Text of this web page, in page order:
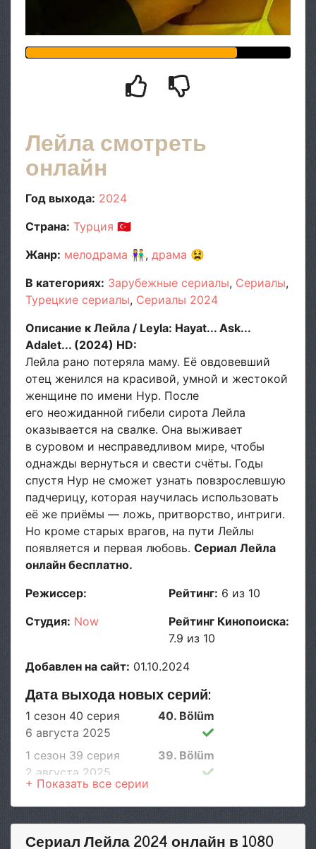
Лейла смотреть
онлайн
Год выхода: 2024
Страна: Турция 🇹🇷
Жанр: мелодрама 👫 драма 😫
В категориях: Зарубежные сериалы Сериалы
Турецкие сериалы Сериалы 2024
Описание к Лейла / Leyla: Hayat... Ask...
Adalet... (2024) HD:
Лейла рано потеряла маму. Её овдовевший
отец женился на красивой, умной и жестокой
женщине по имени Нур. После
его неожиданной гибели сирота Лейла
оказывается на свалке. Она выживает
в суровом и несправедливом мире, чтобы
однажды вернуться и свести счёты. Годы
спустя Нур не сможет узнать повзрослевшую
падчерицу, которая научилась использовать
её же приёмы — ложь, притворство, интриги.
Но кроме старых врагов, на пути Лейлы
появляется и первая любовь. Сериал Лейла
онлайн бесплатно.
Режиссер:
Студия: Now
Рейтинг: 6 из 10
Рейтинг Кинопоиска:
7.9 из 10
Добавлен на сайт: 01.10.2024
Дата выхода новых серий:
1 сезон 40 серия
40. Bölüm
6 августа 2025
1 сезон 39 серия
39. Bölüm
2 августа 2025
29 июня 2025
1 сезон 37 серия
Episode #1.37
Сериал Лейла 2024 онлайн в 1080